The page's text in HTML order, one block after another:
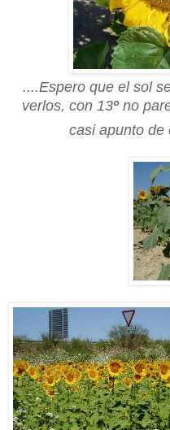
....Espero que el sol
verlos, con 13º no
casi apunto de